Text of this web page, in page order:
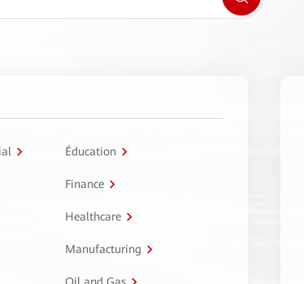
Éducation
Finance
Healthcare
Manufacturing